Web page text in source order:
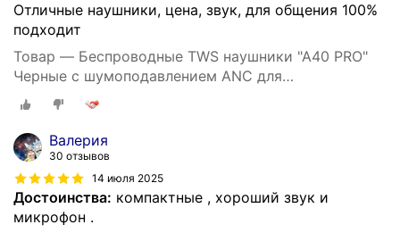
Отличные наушники, цена, звук, для общения 100%
подходит
Товар — Беспроводные TWS наушники "A40 PRO"
Черные с шумоподавлением ANC для
iPhone/Android сенсорные
Валерия
30 отзывов
14 июля 2025
Достоинства: компактные , хороший звук и
микрофон .